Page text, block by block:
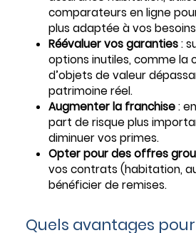
comparateurs en ligne
plus adaptée à vos
Réévaluer vos garanties:
options inutiles, comme la
d’objets de valeur
patrimoine réel.
Augmenter la franchise:
part de risque plus
diminuer vos primes.
Opter pour des offres
vos contrats (habitation,
bénéficier de remises.
Quels avantages